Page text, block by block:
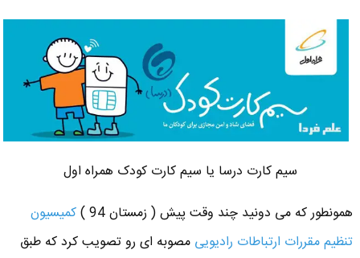
سیم کارت درسا یا سیم کارت کودک همراه اول
همونطور که می دونید چند وقت پیش ( زمستان 94 )
کمیسیون
تنظیم مقررات ارتباطات رادیویی مصوبه ای رو تصویب کرد که طبق